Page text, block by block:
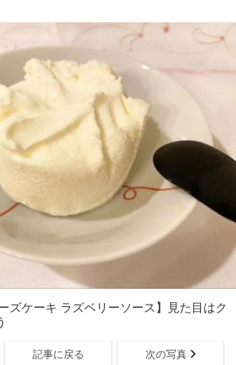
ズケーキ ラズベリーソース】見た目はク
記事に戻る 次の写真